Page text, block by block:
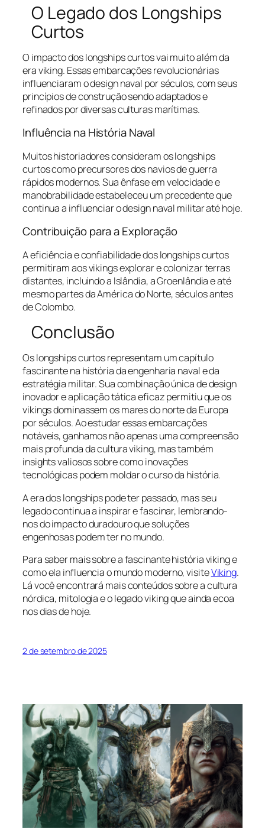
O Legado dos Longships
Curtos
O impacto dos longships curtos vai muito além da
era viking. Essas embarcações revolucionárias
influenciaram o design naval por séculos, com seus
princípios de construção sendo adaptados e
refinados por diversas culturas marítimas.
Influência na História Naval
Muitos historiadores consideram os longships
curtos como precursores dos navios de guerra
rápidos modernos. Sua ênfase em velocidade e
manobrabilidade estabeleceu um precedente que
continua a influenciar o design naval militar até hoje.
Contribuição para a Exploração
A eficiência e confiabilidade dos longships curtos
permitiram aos vikings explorar e colonizar terras
distantes, incluindo a Islândia, a Groenlândia e até
mesmo partes da América do Norte, séculos antes
de Colombo.
Conclusão
Os longships curtos representam um capítulo
fascinante na história da engenharia naval e da
estratégia militar. Sua combinação única de design
inovador e aplicação tática eficaz permitiu que os
vikings dominassem os mares do norte da Europa
por séculos. Ao estudar essas embarcações
notáveis, ganhamos não apenas uma compreensão
mais profunda da cultura viking, mas também
insights valiosos sobre como inovações
tecnológicas podem moldar o curso da história.
A era dos longships pode ter passado, mas seu
legado continua a inspirar e fascinar, lembrando-
nos do impacto duradouro que soluções
engenhosas podem ter no mundo.
Para saber mais sobre a fascinante história viking e
como ela influencia o mundo moderno, visiteViking.
Lá você encontrará mais conteúdos sobre a cultura
nórdica, mitologia e o legado viking que ainda ecoa
nos dias de hoje.
2 de setembro de 2025